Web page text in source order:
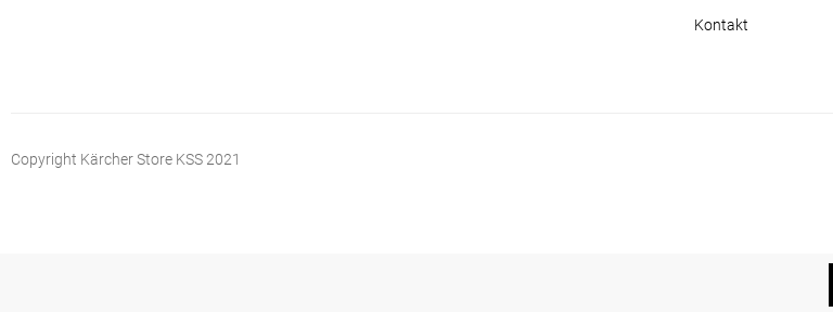
Kontakt
Copyright Kärcher Store KSS 2021